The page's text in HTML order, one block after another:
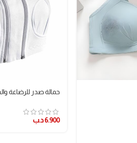
حمالة صدر للرضاعة
6.900د.ب